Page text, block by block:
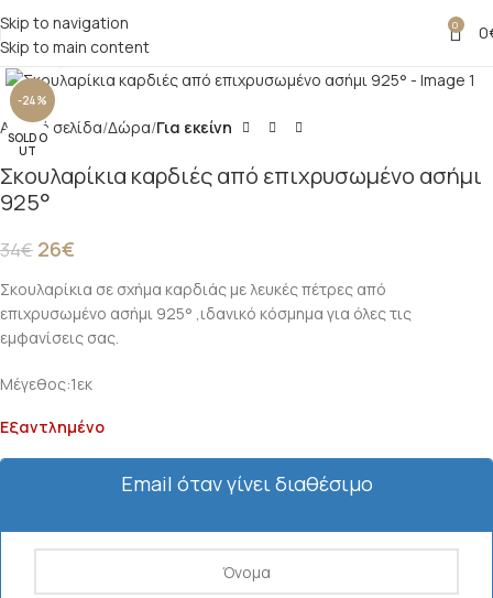
Skip to navigation
Skip to main content
0 0
-24%
SOLD O
UT
Click to enlarge
Αρχική σελίδα Δώρα Για εκείνη
Σκουλαρίκια καρδιές από επιχρυσωμένο ασήμι
925°
34€ 26€
Σκουλαρίκια σε σχήμα καρδιάς με λευκές πέτρες από
επιχρυσωμένο ασήμι 925° ,ιδανικό κόσμημα για όλες τις
εμφανίσεις σας.
Μέγεθος:1εκ
Εξαντλημένο
Email όταν γίνει διαθέσιμο